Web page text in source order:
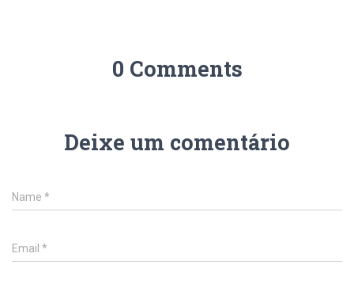
0 Comments
Deixe um comentário
Name *
Email *